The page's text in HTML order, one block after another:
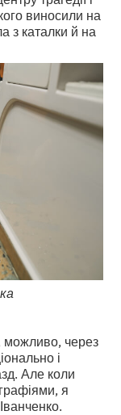
виносили на
з каталки й на
через
і
Але коли
я